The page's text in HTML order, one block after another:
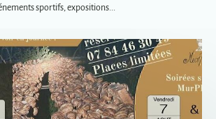
MurPhy's